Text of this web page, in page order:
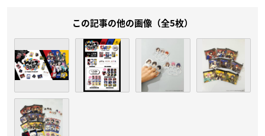
この記事の他の画像（全5枚）